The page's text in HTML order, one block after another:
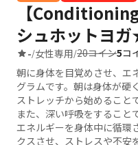
【
シュホットヨ
-/女性専用/20コイン5コ
朝に身体を目覚めさせ、エ
グラムです。朝は身体が硬
ストレッチから始めること
また、深い呼吸をすること
エネルギーを身体中に循環
クスさせ、ストレスや不安